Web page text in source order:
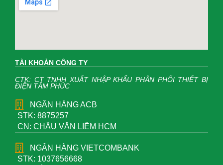
TÀI KHOẢN CÔNG TY
CTK: CT TNHH XUẤT NHẬP KHẨU PHÂN PHỐI THIẾT BỊ
ĐIỆN TÂM PHÚC
NGÂN HÀNG ACB
STK: 8875257
CN: CHÂU VĂN LIÊM HCM
NGÂN HÀNG VIETCOMBANK
STK: 1037656668